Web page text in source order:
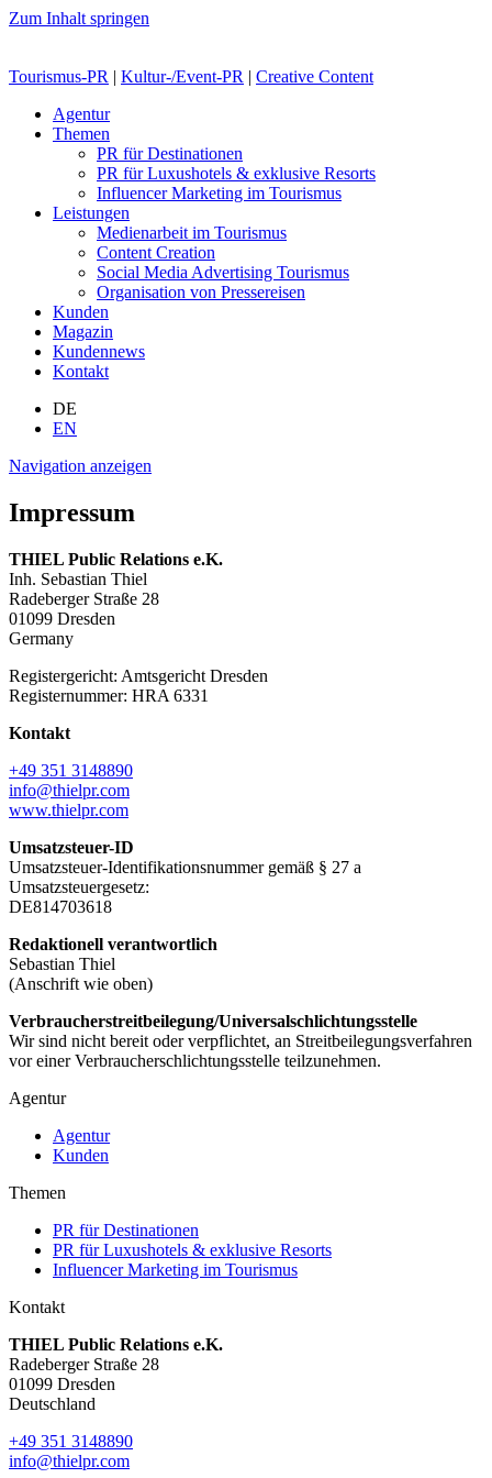
Zum Inhalt springen
Tourismus-PR | Kultur-/Event-PR | Creative Content
Agentur
Themen
PR für Destinationen
PR für Luxushotels & exklusive Resorts
Influencer Marketing im Tourismus
Leistungen
Medienarbeit im Tourismus
Content Creation
Social Media Advertising Tourismus
Organisation von Pressereisen
Kunden
Magazin
Kundennews
Kontakt
DE
EN
Navigation anzeigen
Impressum
THIEL Public Relations e.K.
Inh. Sebastian Thiel
Radeberger Straße 28
01099 Dresden
Germany
Registergericht: Amtsgericht Dresden
Registernummer: HRA 6331
Kontakt
+49 351 3148890
info@thielpr.com
www.thielpr.com
Umsatzsteuer-ID
Umsatzsteuer-Identifikationsnummer gemäß § 27 a
Umsatzsteuergesetz:
DE814703618
Redaktionell verantwortlich
Sebastian Thiel
(Anschrift wie oben)
Verbraucher­streit­beilegung/Universal­schlichtungs­stelle
Wir sind nicht bereit oder verpflichtet, an Streitbeilegungsverfahren
vor einer Verbraucherschlichtungsstelle teilzunehmen.
Agentur
Agentur
Kunden
Themen
PR für Destinationen
PR für Luxushotels & exklusive Resorts
Influencer Marketing im Tourismus
Kontakt
THIEL Public Relations e.K.
Radeberger Straße 28
01099 Dresden
Deutschland
+49 351 3148890
info@thielpr.com